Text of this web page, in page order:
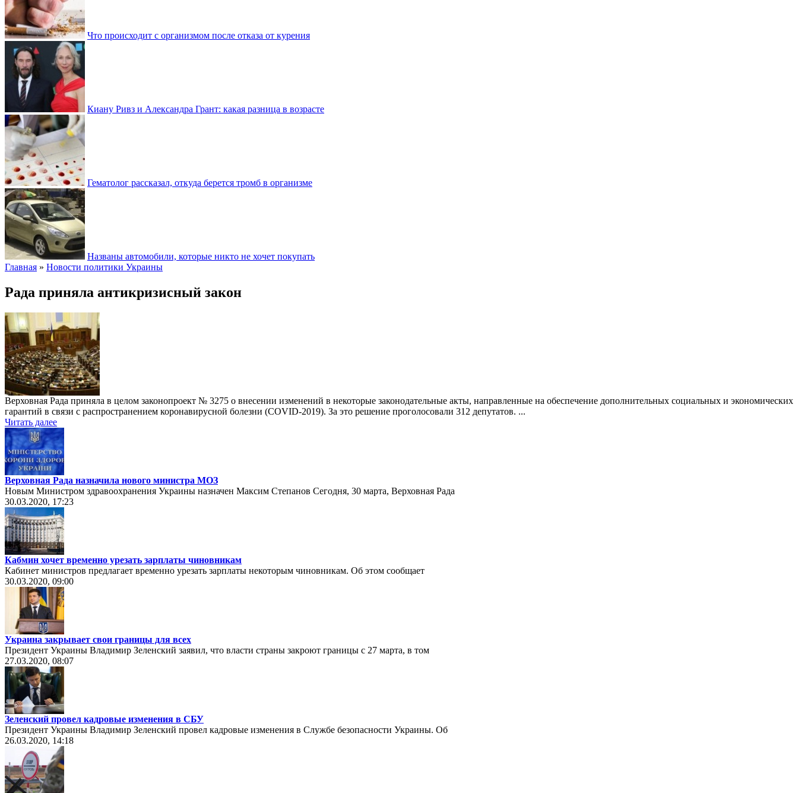
Что происходит с организмом после отказа от курения
Киану Ривз и Александра Грант: какая разница в возрасте
Гематолог рассказал, откуда берется тромб в организме
Названы автомобили, которые никто не хочет покупать
Главная » Новости политики Украины
Рада приняла антикризисный закон
Верховная Рада приняла в целом законопроект № 3275 о внесении изменений в некоторые законодательные акты, направленные на обеспечение дополнительных социальных и экономических
гарантий в связи с распространением коронавирусной болезни (COVID-2019). За это решение проголосовали 312 депутатов. ...
Читать далее
Верховная Рада назначила нового министра МОЗ
Новым Министром здравоохранения Украины назначен Максим Степанов Сегодня, 30 марта, Верховная Рада
30.03.2020, 17:23
Кабмин хочет временно урезать зарплаты чиновникам
Кабинет министров предлагает временно урезать зарплаты некоторым чиновникам. Об этом сообщает
30.03.2020, 09:00
Украина закрывает свои границы для всех
Президент Украины Владимир Зеленский заявил, что власти страны закроют границы с 27 марта, в том
27.03.2020, 08:07
Зеленский провел кадровые изменения в СБУ
Президент Украины Владимир Зеленский провел кадровые изменения в Службе безопасности Украины. Об
26.03.2020, 14:18